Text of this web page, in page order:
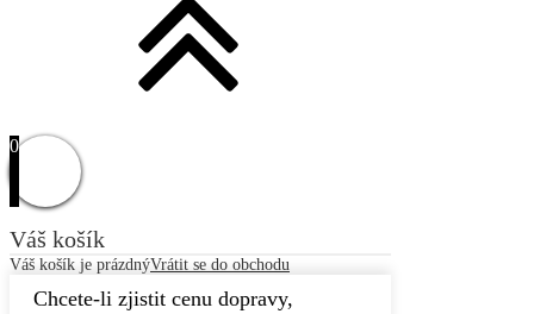
0
Váš košík
Váš košík je prázdnýVrátit se do obchodu
Chcete-li zjistit cenu dopravy,